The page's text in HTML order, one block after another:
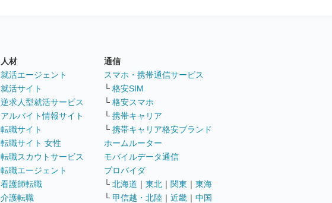
人材
就活エージェント
就活サイト
逆求人型就活サービス
アルバイト情報サイト
転職サイト
転職サイト 女性
転職スカウトサービス
転職エージェント
看護師転職
介護転職
通信
スマホ・携帯通信サービス
└ 格安SIM
└ 格安スマホ
└ 携帯キャリア
└ 携帯キャリア格安ブランド
ホームルーター
モバイルデータ通信
プロバイダ
└ 北海道 ｜ 東北 ｜ 関東 ｜ 東海
└ 甲信越・北陸 ｜ 近畿 ｜ 中国